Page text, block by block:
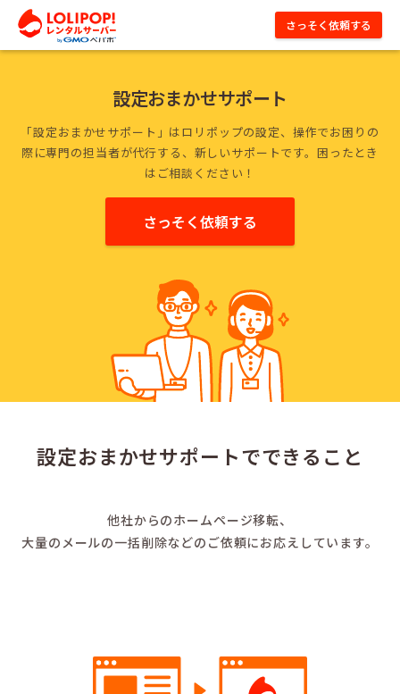
ロリポップ！レンタルサーバー by GMOペパボ
さっそく依頼する
設定おまかせサポート
「設定おまかせサポート」はロリポップの設定、操作でお困りの
際に専門の担当者が代行する、新しいサポートです。困ったとき
はご相談ください！
さっそく依頼する
設定おまかせサポートでできること
他社からのホームページ移転、
大量のメールの一括削除などの ご依頼にお応えしています。